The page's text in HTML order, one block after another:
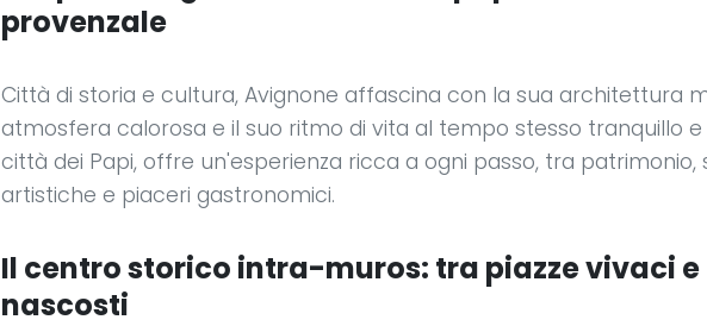
provenzale
Città di storia e cultura, Avignone affascina con la sua architettura
atmosfera calorosa e il suo ritmo di vita al tempo stesso tranquillo e
città dei Papi, offre un'esperienza ricca a ogni passo, tra
artistiche e piaceri gastronomici.
Il centro storico intra-muros: tra piazze vivaci
nascosti